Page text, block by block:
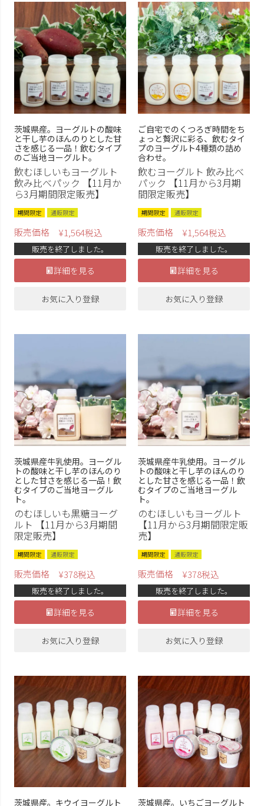
茨城県産。ヨーグルトの酸味
と干し芋のほんのりとした甘
さを感じる一品！飲むタイプ
のご当地ヨーグルト。
飲むほしいもヨーグルト
飲み比べパック 【11月か
ら3月期間限定販売】
期間限定 通販限定
販売価格 ¥1,564税込
販売を終了しました。
詳細を見る
お気に入り登録
ご自宅でのくつろぎ時間をち
ょっと贅沢に彩る、飲むタイ
プのヨーグルト4種類の詰め
合わせ。
飲むヨーグルト 飲み比べ
パック 【11月から3月期
間限定販売】
期間限定 通販限定
販売価格 ¥1,564税込
販売を終了しました。
詳細を見る
お気に入り登録
茨城県産牛乳使用。ヨーグル
トの酸味と干し芋のほんのり
とした甘さを感じる一品！飲
むタイプのご当地ヨーグル
ト。
のむほしいも黒糖ヨーグ
ルト 【11月から3月期間
限定販売】
期間限定 通販限定
販売価格 ¥378税込
販売を終了しました。
詳細を見る
お気に入り登録
茨城県産牛乳使用。ヨーグル
トの酸味と干し芋のほんのり
とした甘さを感じる一品！飲
むタイプのご当地ヨーグル
ト。
のむほしいもヨーグルト
【11月から3月期間限定販
売】
期間限定 通販限定
販売価格 ¥378税込
販売を終了しました。
詳細を見る
お気に入り登録
茨城県産。キウイヨーグルト 茨城県産。いちごヨーグルト